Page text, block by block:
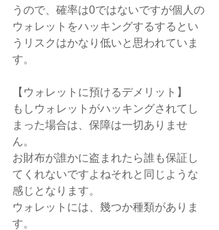
うので、確率は0ではないですが個人の
ウォレットをハッキングするするとい
うリスクはかなり低いと思われていま
す。
【ウォレットに預けるデメリット】
もしウォレットがハッキングされてし
まった場合は、保障は一切ありませ
ん。
お財布が誰かに盗まれたら誰も保証し
てくれないですよねそれと同じような
感じとなります。
ウォレットには、幾つか種類がありま
す。